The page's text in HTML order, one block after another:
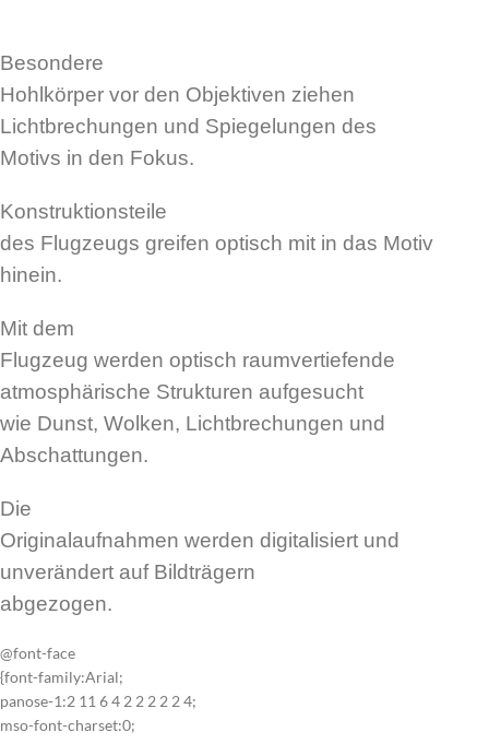
Besondere
Hohlkörper vor den Objektiven ziehen
Lichtbrechungen und Spiegelungen des
Motivs in den Fokus.
Konstruktionsteile
des Flugzeugs greifen optisch mit in das Motiv
hinein.
Mit dem
Flugzeug werden optisch raumvertiefende
atmosphärische Strukturen aufgesucht
wie Dunst, Wolken, Lichtbrechungen und
Abschattungen.
Die
Originalaufnahmen werden digitalisiert und
unverändert auf Bildträgern
abgezogen.
@font-face
{font-family:Arial;
panose-1:2 11 6 4 2 2 2 2 2 4;
mso-font-charset:0;